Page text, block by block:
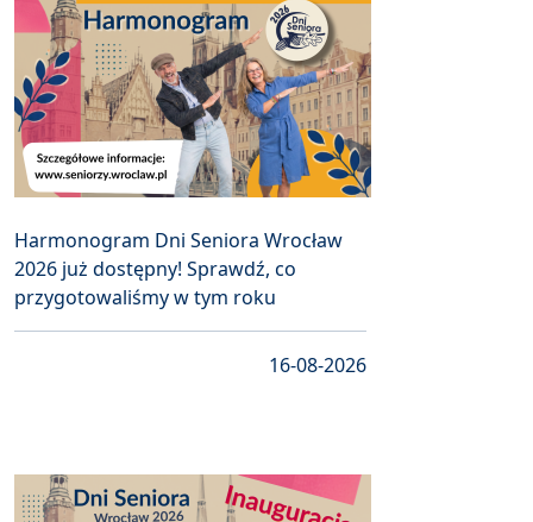
Harmonogram Dni Seniora Wrocław
2026 już dostępny! Sprawdź, co
przygotowaliśmy w tym roku
16-08-2026